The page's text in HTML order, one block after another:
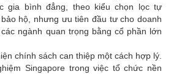
gia bình đẳng, theo kiểu chọn lọc tự
hộ, nhưng ưu tiên đầu tư cho doanh
ngành quan trọng bằng cổ phần lớn
chính sách can thiệp một cách hợp lý.
Singapore trong việc tổ chức nền